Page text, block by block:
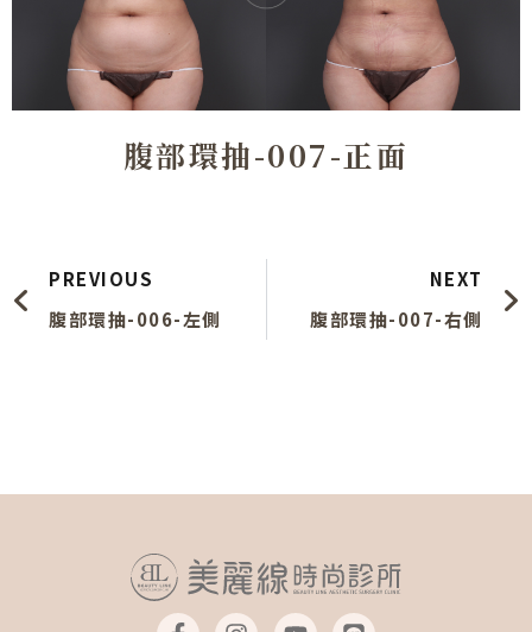
腹部環抽-007-正面
PREVIOUS
腹部環抽-006-左側
NEXT
腹部環抽-007-右側
F I Y L